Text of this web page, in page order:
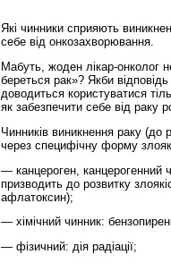
Які чинники сприяють
себе від онкозахворювання.
Мабуть, жоден лікар-онколог
береться рак»? Якби
доводиться користуватися
як забезпечити себе від раку
Чинників виникнення раку (до
через специфічну форму
— канцероген, канцерогенний
призводить до розвитку
афлатоксин);
— хімічний чинник:
— фізичний: дія радіації;